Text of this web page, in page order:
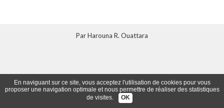
Par Harouna R. Ouattara
En naviguant sur ce site, vous acceptez l'utilisation de cookies pour vous
proposer une navigation optimale et nous permettre de réaliser des statistiques
de visites.
OK